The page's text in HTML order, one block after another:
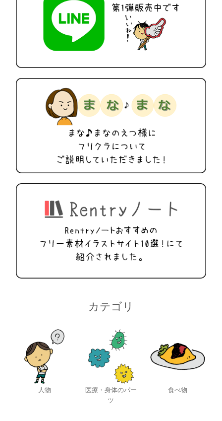
カテゴリ
人物
医療・身体のパー
ツ
食べ物